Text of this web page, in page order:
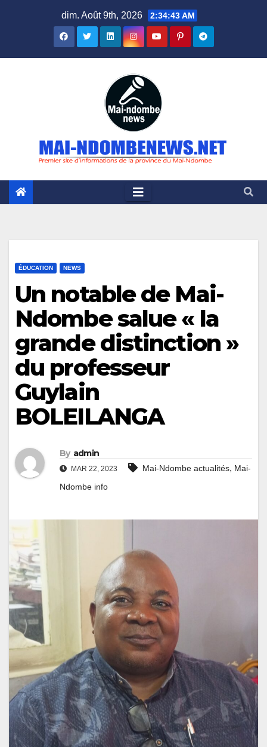
dim. Août 9th, 2026 2:34:44 AM
ÉDUCATION NEWS
Un notable de Mai-
Ndombe salue « la
grande distinction »
du professeur
Guylain
BOLEILANGA
By admin
MAR 22, 2023 Mai-Ndombe actualités, Mai-
Ndombe info